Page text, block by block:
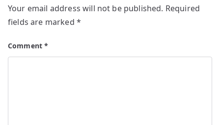
Your email address will not be published. Required
fields are marked *
Comment*